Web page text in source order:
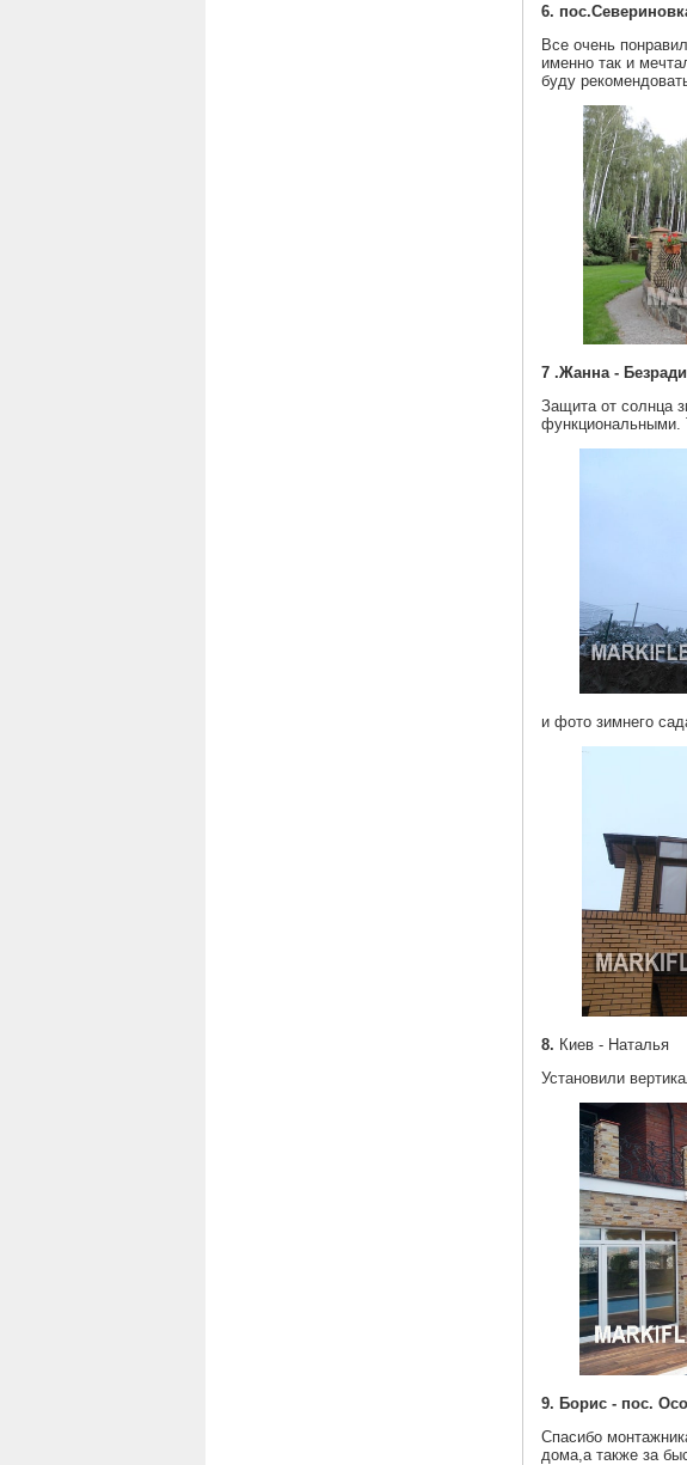
6.
Все очень
именно так и
буду
7 .Жанна -
Защита от солнца
функциональными.
и фото зимнего
8. Киев - Наталья
Установили
9. Борис - пос.
Спасибо
дома,а также за